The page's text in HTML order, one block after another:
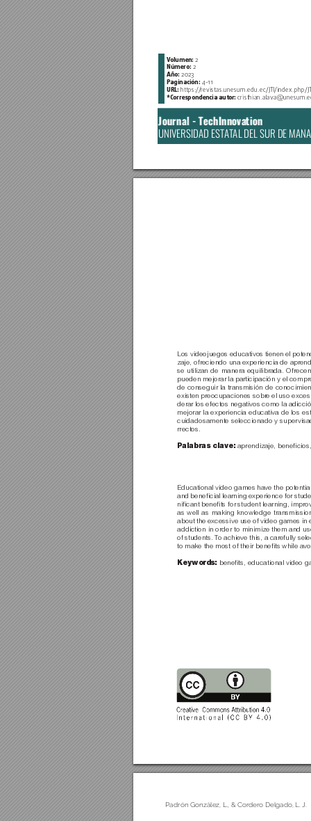
Journal - TechInnovation
UNIVERSIDAD ESTATAL DEL SUR DE
Volumen: 2
Número: 2
Año: 2023
Paginación: 4-11
URL: https://revistas.unesum.edu.ec/JTI/index .php/
*Correspondencia autor:
Los videojuegos educativos tienen el
zaje, ofreciendo una experiencia de apr
se utilizan de manera equilibrada.
pueden mejorar la participación y el
de conseguir la transmisión de
existen preocupaciones sobre el uso
derar los efectos negativos como la
mejorar la experiencia educativa de los
cuidadosamente seleccionado y
rrectos.
Palabras clave: aprendizaje,
Educational video games have the
and beneﬁcial learning experience for
niﬁcant beneﬁts for student learning,
as well as making knowledge
about the excessive use of video games
addiction in order to minimize them and
of students. To achieve this, a carefully
to make the most of their beneﬁts while
Keywords: beneﬁts, educational video
Padrón González, L., & Cordero Delgado, L. J.